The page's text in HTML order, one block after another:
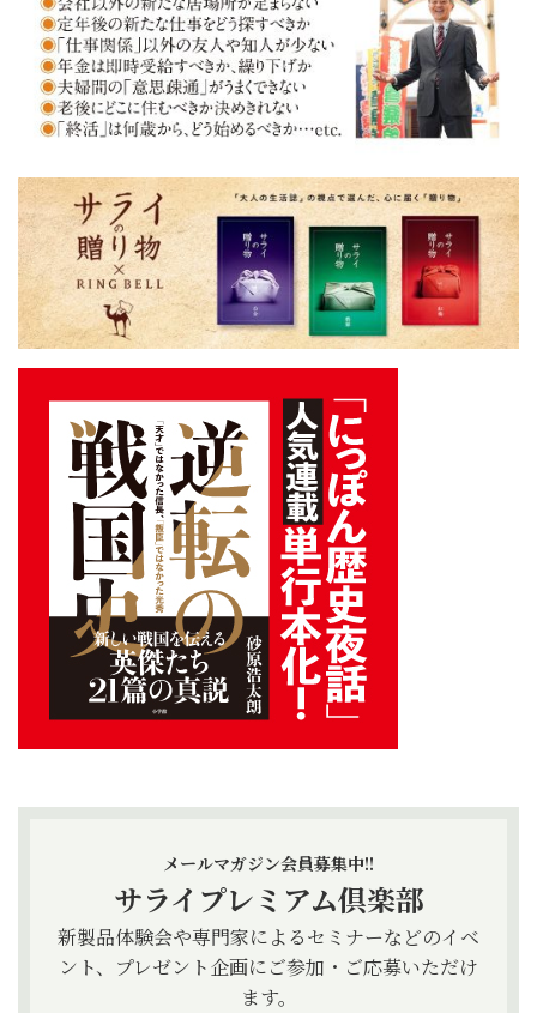
メールマガジン会員募集中!!
サライプレミアム倶楽部
新製品体験会や専門家によるセミナーなどのイベ
ント、プレゼント企画にご参加・ご応募いただけ
ます。